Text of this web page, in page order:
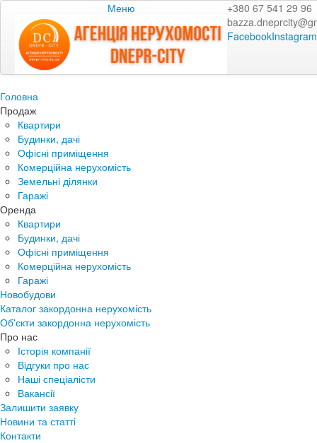
Меню
+380 67 541 29 96
FacebookInstagram
Головна
Продаж
Квартири
Будинки, дачі
Офісні приміщення
Комерційна нерухомість
Земельні ділянки
Гаражі
Оренда
Квартири
Будинки, дачі
Офісні приміщення
Комерційна нерухомість
Гаражі
Новобудови
Каталог закордонна нерухомість
Об'єкти закордонна нерухомість
Про нас
Історія компанії
Відгуки про нас
Наші спеціалісти
Вакансії
Залишити заявку
Новини та статті
Контакти